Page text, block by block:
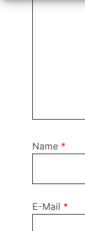
Name *
E-Mail *